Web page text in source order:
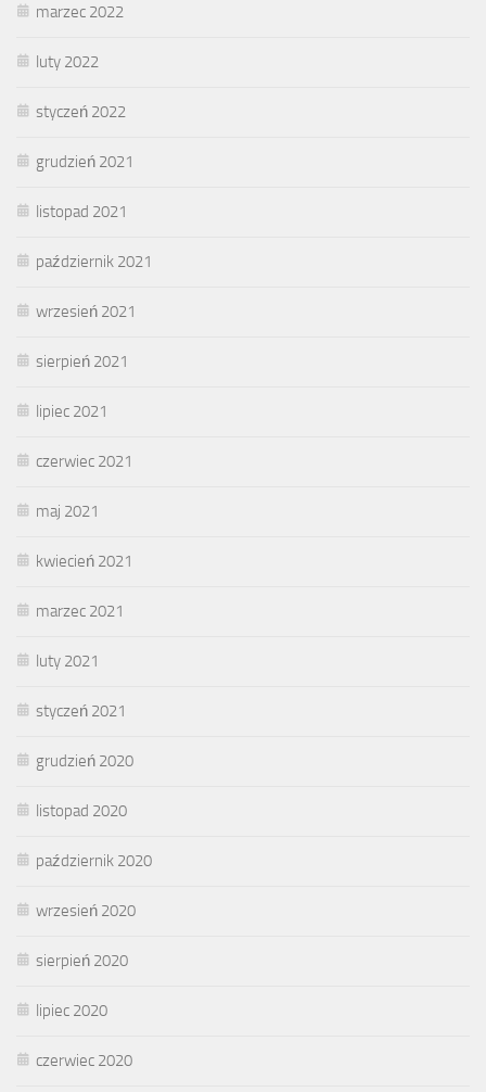
marzec 2022
luty 2022
styczeń 2022
grudzień 2021
listopad 2021
październik 2021
wrzesień 2021
sierpień 2021
lipiec 2021
czerwiec 2021
maj 2021
kwiecień 2021
marzec 2021
luty 2021
styczeń 2021
grudzień 2020
listopad 2020
październik 2020
wrzesień 2020
sierpień 2020
lipiec 2020
czerwiec 2020